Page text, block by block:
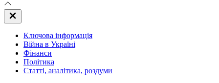
Закрити
Off
(поза
полотном)
Ключова інформація
Війна в Україні
Фінанси
Політика
Статті, аналітика, роздуми